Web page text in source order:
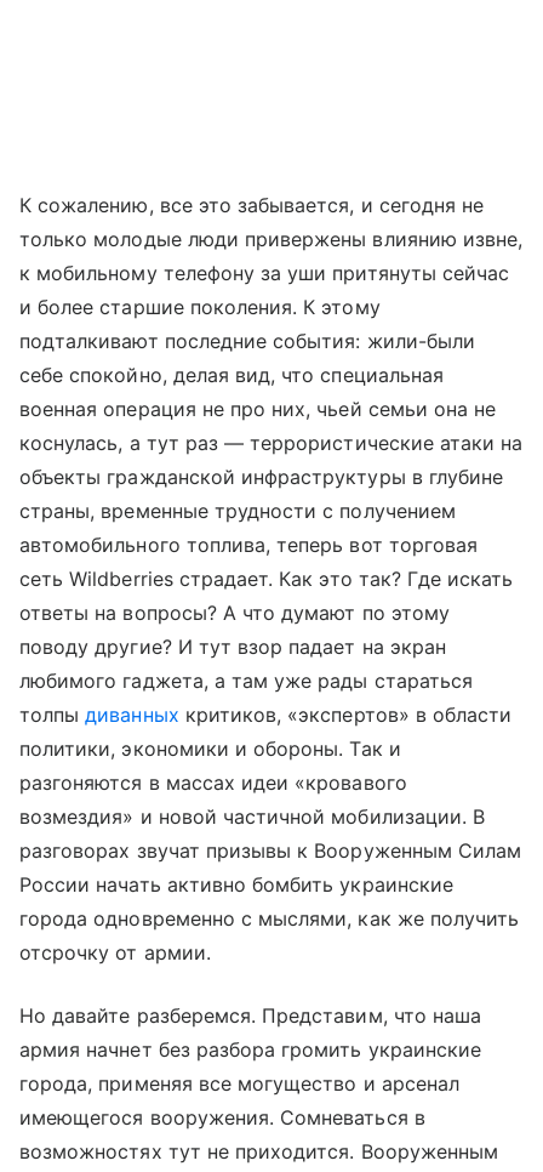
К сожалению, все это забывается, и сегодня не
только молодые люди привержены влиянию извне,
к мобильному телефону за уши притянуты сейчас
и более старшие поколения. К этому
подталкивают последние события: жили-были
себе спокойно, делая вид, что специальная
военная операция не про них, чьей семьи она не
коснулась, а тут раз — террористические атаки на
объекты гражданской инфраструктуры в глубине
страны, временные трудности с получением
автомобильного топлива, теперь вот торговая
сеть Wildberries страдает. Как это так? Где искать
ответы на вопросы? А что думают по этому
поводу другие? И тут взор падает на экран
любимого гаджета, а там уже рады стараться
толпыдиванных критиков, «экспертов» в области
политики, экономики и обороны. Так и
разгоняются в массах идеи «кровавого
возмездия» и новой частичной мобилизации. В
разговорах звучат призывы к Вооруженным Силам
России начать активно бомбить украинские
города одновременно с мыслями, как же получить
отсрочку от армии.
Но давайте разберемся. Представим, что наша
армия начнет без разбора громить украинские
города, применяя все могущество и арсенал
имеющегося вооружения. Сомневаться в
возможностях тут не приходится. Вооруженным